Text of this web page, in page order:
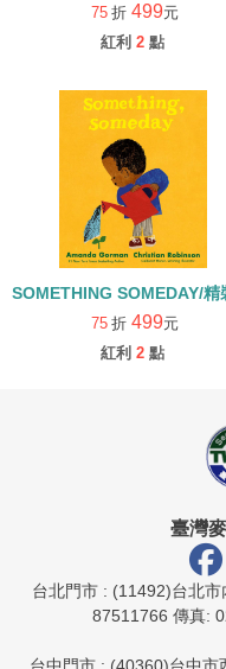
75 折 499元
紅利 2 點
SOMETHING SOMEDAY/精
75 折 499元
紅利 2 點
臺灣
台北門市 : (11492)台北
87511766 傳真: